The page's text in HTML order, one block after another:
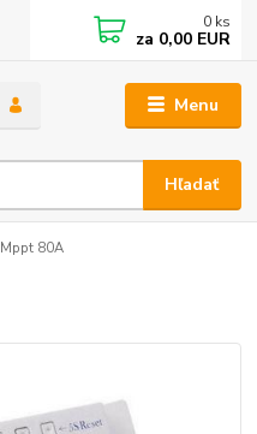
Menu
Hľadať
0 ks
za 0,00 EUR
Mppt 80A